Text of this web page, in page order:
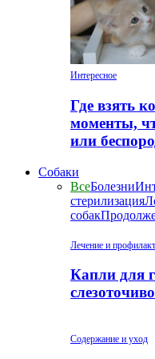
Интересное
Где взять
моменты,
или
Собаки
ВсеБолезни
стерилизация
собак
Лечение и
Капли для
Содержание и уход